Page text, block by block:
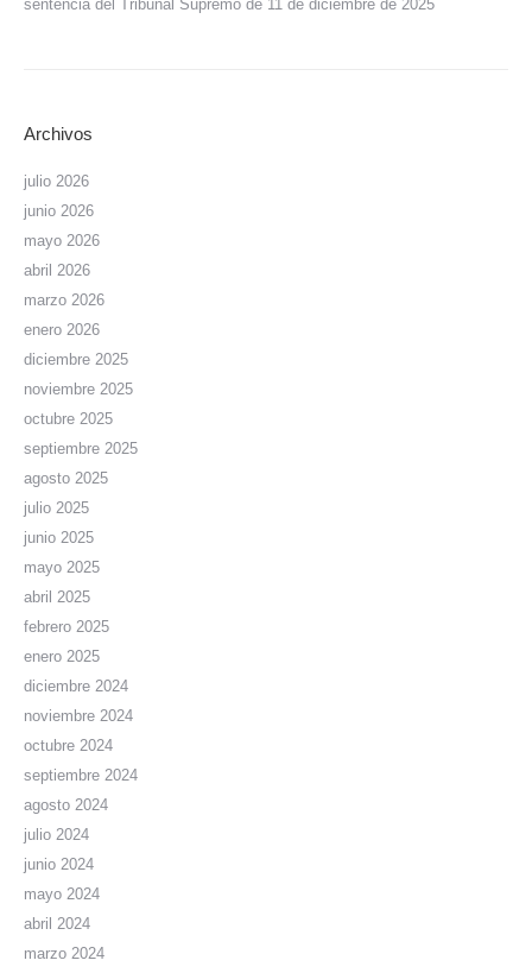
sentencia del Tribunal Supremo de 11 de diciembre de 2025
Archivos
julio 2026
junio 2026
mayo 2026
abril 2026
marzo 2026
enero 2026
diciembre 2025
noviembre 2025
octubre 2025
septiembre 2025
agosto 2025
julio 2025
junio 2025
mayo 2025
abril 2025
febrero 2025
enero 2025
diciembre 2024
noviembre 2024
octubre 2024
septiembre 2024
agosto 2024
julio 2024
junio 2024
mayo 2024
abril 2024
marzo 2024